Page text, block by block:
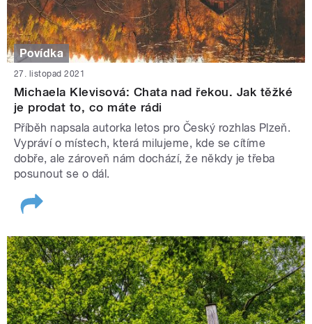
Povídka
27. listopad 2021
Michaela Klevisová: Chata nad řekou. Jak těžké
je prodat to, co máte rádi
Příběh napsala autorka letos pro Český rozhlas Plzeň.
Vypráví o místech, která milujeme, kde se cítíme
dobře, ale zároveň nám dochází, že někdy je třeba
posunout se o dál.